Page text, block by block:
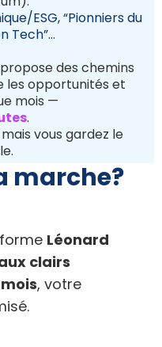
ESG, “Pionniers du
Tech”…
des chemins
les opportunités et
mois —
.
vous gardez le
marche?
Léonard
clairs
, votre